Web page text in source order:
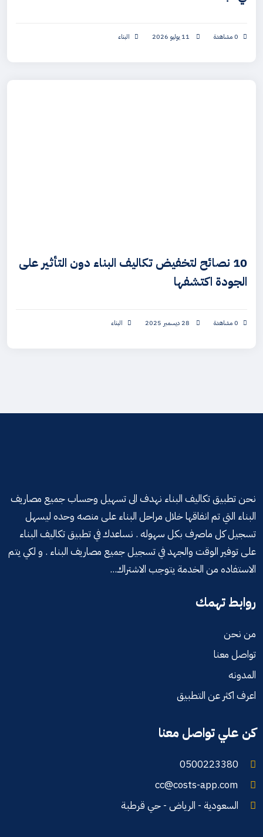
0 مشاهدة البناء
10 نصائح لتخفيض تكاليف البناء دون التأثير على
الجودة اكتشفها
0 مشاهدة البناء
نحن تطبيق تكاليف البناء نهدف الى تسهيل وحساب جميع مصاريف
البناء التي تم انفاقها خلال مراحل البناء على منصه وحده ليسهل
تسجيل كل ماصرف بكل سهوله . نساعدك في تطبيق تكاليف البناء
على توفير الوقت والجهد في تسجيل جميع مصاريف البناء . و لكي يتم
الاستفاده من الخدمة يتوجب الاشتراك...
روابط تهمك
من نحن
تواصل معنا
المدونه
اعرف اكثر عن التطبيق
كن علي تواصل معنا
السعودية - الرياض - حي قرطبة